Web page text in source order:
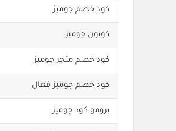
كود خصم جوميز
كوبون جوميز
كود خصم متجر جوميز
كود خصم جوميز فعال
برومو كود جوميز